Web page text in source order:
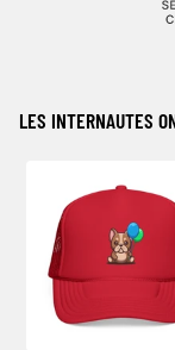
LES INTERNAUTES